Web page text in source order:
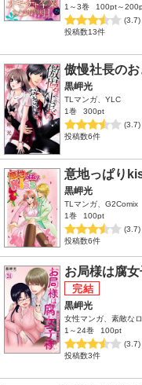
1～3巻
100pt～
(3.7)
投稿数13件
傲慢社長のお
黒岬光
TLマンガ、YLC
1巻
300pt
(3.7)
投稿数6件
意地っぱり
黒岬光
TLマンガ、G2Comix
1巻
100pt
(3.7)
投稿数6件
お局様は腐
黒岬光
女性マンガ、素敵な
1～24巻
100pt
(3.7)
投稿数3件